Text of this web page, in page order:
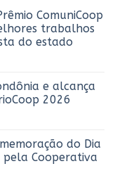
ComuniCoop
trabalhos
do estado
e alcança
2026
do Dia
Cooperativa